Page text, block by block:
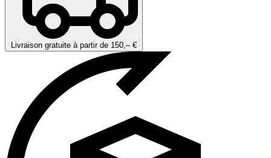
Livraison gratuite à partir de 150,– €